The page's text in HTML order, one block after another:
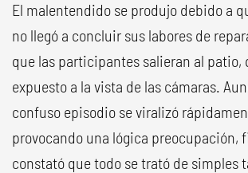
El malentendido se produjo debido a
no llegó a concluir sus labores de
que las participantes salieran al patio,
expuesto a la vista de las cámaras.
confuso episodio se viralizó
provocando una lógica preocupación,
constató que todo se trató de simples